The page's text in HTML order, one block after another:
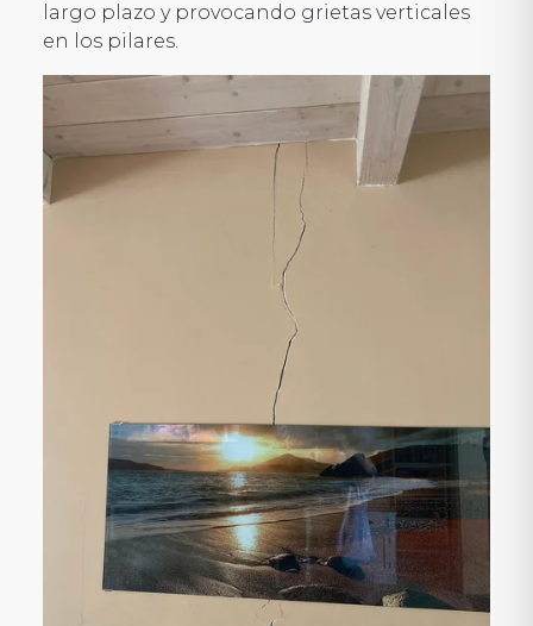
largo plazo y provocando grietas verticales
en los pilares.